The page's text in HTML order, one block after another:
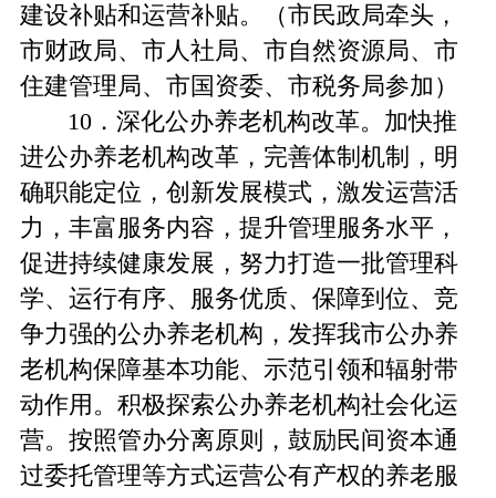
建设补贴和运营补贴。（市民政局牵头，
市财政局、市人社局、市自然资源局、市
住建管理局、市国资委、市税务局参加）
10．深化公办养老机构改革。加快推
进公办养老机构改革，完善体制机制，明
确职能定位，创新发展模式，激发运营活
力，丰富服务内容，提升管理服务水平，
促进持续健康发展，努力打造一批管理科
学、运行有序、服务优质、保障到位、竞
争力强的公办养老机构，发挥我市公办养
老机构保障基本功能、示范引领和辐射带
动作用。积极探索公办养老机构社会化运
营。按照管办分离原则，鼓励民间资本通
过委托管理等方式运营公有产权的养老服